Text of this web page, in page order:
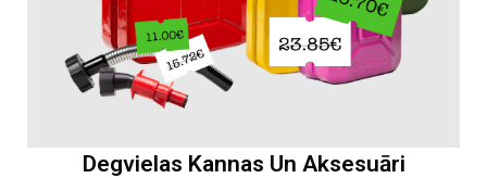
Degvielas Kannas Un Aksesuāri